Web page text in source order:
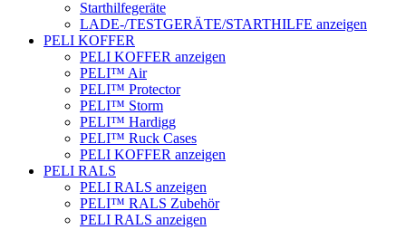
Starthilfegeräte
LADE-/TESTGERÄTE/STARTHILFE anzeigen
PELI KOFFER
PELI KOFFER anzeigen
PELI™ Air
PELI™ Protector
PELI™ Storm
PELI™ Hardigg
PELI™ Ruck Cases
PELI KOFFER anzeigen
PELI RALS
PELI RALS anzeigen
PELI™ RALS Zubehör
PELI RALS anzeigen